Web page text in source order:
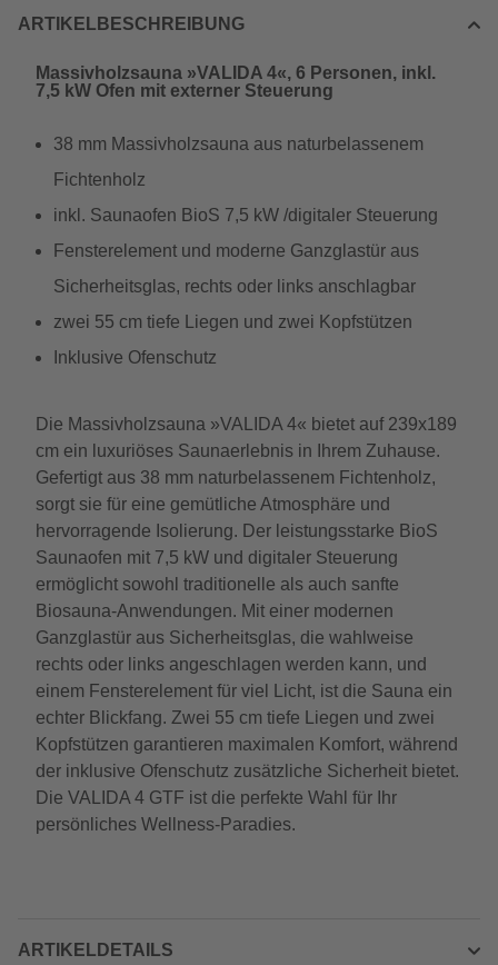
ARTIKELBESCHREIBUNG
Massivholzsauna »VALIDA 4«, 6 Personen, inkl.
7,5 kW Ofen mit externer Steuerung
38 mm Massivholzsauna aus naturbelassenem
Fichtenholz
inkl. Saunaofen BioS 7,5 kW /digitaler Steuerung
Fensterelement und moderne Ganzglastür aus
Sicherheitsglas, rechts oder links anschlagbar
zwei 55 cm tiefe Liegen und zwei Kopfstützen
Inklusive Ofenschutz
Die Massivholzsauna »VALIDA 4« bietet auf 239x189
cm ein luxuriöses Saunaerlebnis in Ihrem Zuhause.
Gefertigt aus 38 mm naturbelassenem Fichtenholz,
sorgt sie für eine gemütliche Atmosphäre und
hervorragende Isolierung. Der leistungsstarke BioS
Saunaofen mit 7,5 kW und digitaler Steuerung
ermöglicht sowohl traditionelle als auch sanfte
Biosauna-Anwendungen. Mit einer modernen
Ganzglastür aus Sicherheitsglas, die wahlweise
rechts oder links angeschlagen werden kann, und
einem Fensterelement für viel Licht, ist die Sauna ein
echter Blickfang. Zwei 55 cm tiefe Liegen und zwei
Kopfstützen garantieren maximalen Komfort, während
der inklusive Ofenschutz zusätzliche Sicherheit bietet.
Die VALIDA 4 GTF ist die perfekte Wahl für Ihr
persönliches Wellness-Paradies.
ARTIKELDETAILS